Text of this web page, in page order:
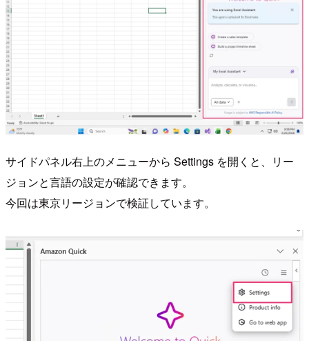
サイドパネル右上のメニューから Settings を開くと、リー
ジョンと言語の設定が確認できます。
今回は東京リージョンで検証しています。